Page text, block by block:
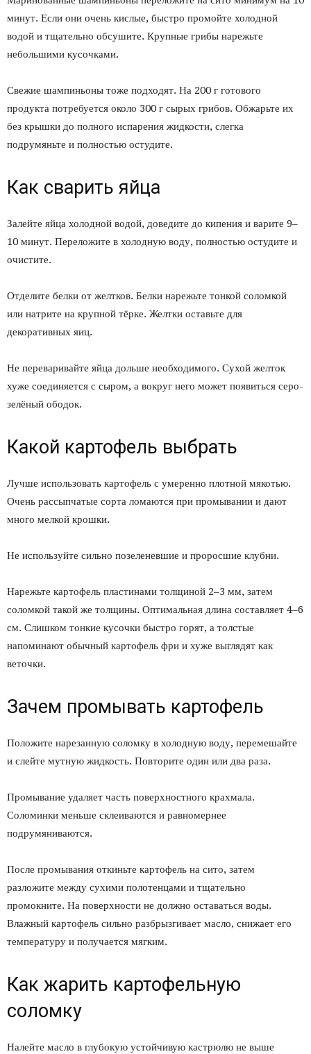
минут. Если они очень кислые, быстро промойте холодной
водой и тщательно обсушите. Крупные грибы нарежьте
небольшими кусочками.
Свежие шампиньоны тоже подходят. На 200 г готового
продукта потребуется около 300 г сырых грибов. Обжарьте их
без крышки до полного испарения жидкости, слегка
подрумяньте и полностью остудите.
Как сварить яйца
Залейте яйца холодной водой, доведите до кипения и варите 9–
10 минут. Переложите в холодную воду, полностью остудите и
очистите.
Отделите белки от желтков. Белки нарежьте тонкой соломкой
или натрите на крупной тёрке. Желтки оставьте для
декоративных яиц.
Не переваривайте яйца дольше необходимого. Сухой желток
хуже соединяется с сыром, а вокруг него может появиться серо-
зелёный ободок.
Какой картофель выбрать
Лучше использовать картофель с умеренно плотной мякотью.
Очень рассыпчатые сорта ломаются при промывании и дают
много мелкой крошки.
Не используйте сильно позеленевшие и проросшие клубни.
Нарежьте картофель пластинами толщиной 2–3 мм, затем
соломкой такой же толщины. Оптимальная длина составляет 4–6
см. Слишком тонкие кусочки быстро горят, а толстые
напоминают обычный картофель фри и хуже выглядят как
веточки.
Зачем промывать картофель
Положите нарезанную соломку в холодную воду, перемешайте
и слейте мутную жидкость. Повторите один или два раза.
Промывание удаляет часть поверхностного крахмала.
Соломинки меньше склеиваются и равномернее
подрумяниваются.
После промывания откиньте картофель на сито, затем
разложите между сухими полотенцами и тщательно
промокните. На поверхности не должно оставаться воды.
Влажный картофель сильно разбрызгивает масло, снижает его
температуру и получается мягким.
Как жарить картофельную
соломку
Налейте масло в глубокую устойчивую кастрюлю не выше